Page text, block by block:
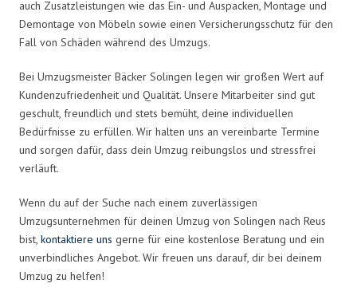
auch Zusatzleistungen wie das Ein- und Auspacken, Montage und
Demontage von Möbeln sowie einen Versicherungsschutz für den
Fall von Schäden während des Umzugs.
Bei Umzugsmeister Bäcker Solingen legen wir großen Wert auf
Kundenzufriedenheit und Qualität. Unsere Mitarbeiter sind gut
geschult, freundlich und stets bemüht, deine individuellen
Bedürfnisse zu erfüllen. Wir halten uns an vereinbarte Termine
und sorgen dafür, dass dein Umzug reibungslos und stressfrei
verläuft.
Wenn du auf der Suche nach einem zuverlässigen
Umzugsunternehmen für deinen Umzug von Solingen nach Reus
bist, kontaktiere uns gerne für eine kostenlose Beratung und ein
unverbindliches Angebot. Wir freuen uns darauf, dir bei deinem
Umzug zu helfen!